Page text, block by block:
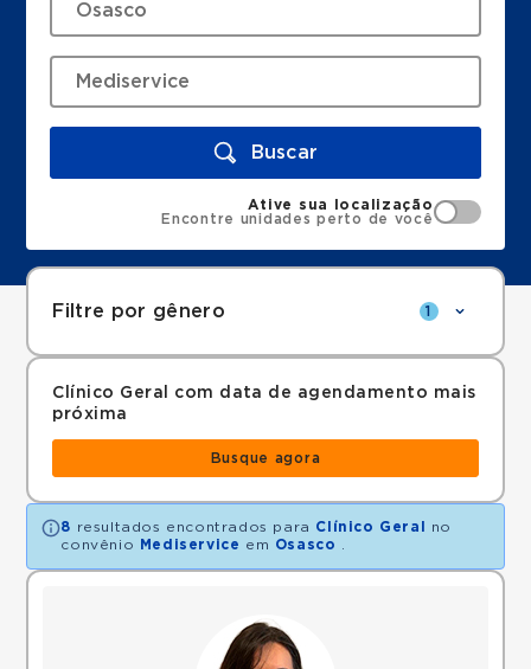
Buscar
Ative sua localização
Encontre unidades perto de você
Filtre por gênero 1
Clínico Geral com data de agendamento mais
próxima
Busque agora
8 resultados encontrados para Clínico Geral
no
convênio
Mediservice em Osasco